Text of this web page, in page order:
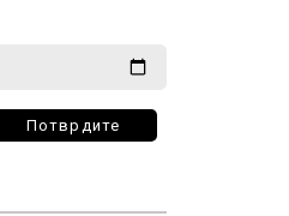
Потврдите